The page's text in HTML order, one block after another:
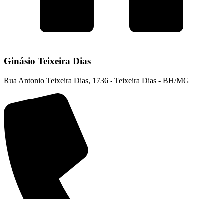
Ginásio Teixeira Dias
Rua Antonio Teixeira Dias, 1736 - Teixeira Dias - BH/MG